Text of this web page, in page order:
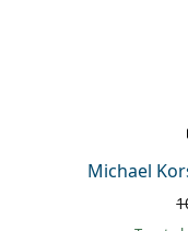
Michael